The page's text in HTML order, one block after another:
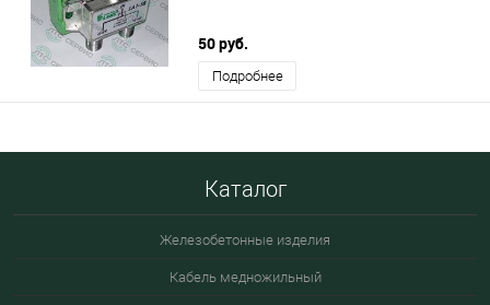
50 руб.
Подробнее
Каталог
Железобетонные изделия
Кабель медножильный